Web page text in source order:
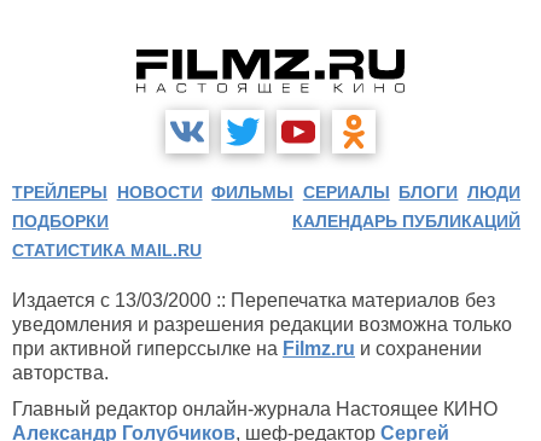
ТРЕЙЛЕРЫ НОВОСТИ ФИЛЬМЫ СЕРИАЛЫ БЛОГИ ЛЮДИ
ПОДБОРКИ
КАЛЕНДАРЬ ПУБЛИКАЦИЙ
СТАТИСТИКА MAIL.RU
Издается с 13/03/2000 :: Перепечатка материалов без
уведомления и разрешения редакции возможна только
при активной гиперссылке на Filmz.ru и сохранении
авторства.
Главный редактор онлайн-журнала Настоящее КИНО
Александр Голубчиков, шеф-редактор Сергей